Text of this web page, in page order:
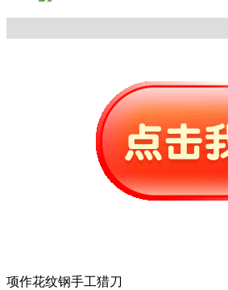
项作花纹钢手工猎刀